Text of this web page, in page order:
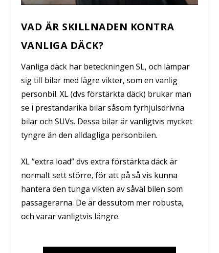
VAD ÄR SKILLNADEN KONTRA
VANLIGA DÄCK?
Vanliga däck har beteckningen SL, och lämpar
sig till bilar med lägre vikter, som en vanlig
personbil. XL (dvs förstärkta däck) brukar man
se i prestandarika bilar såsom fyrhjulsdrivna
bilar och SUVs. Dessa bilar är vanligtvis mycket
tyngre än den alldagliga personbilen.
XL ”extra load” dvs extra förstärkta däck är
normalt sett större, för att på så vis kunna
hantera den tunga vikten av såväl bilen som
passagerarna. De är dessutom mer robusta,
och varar vanligtvis längre.